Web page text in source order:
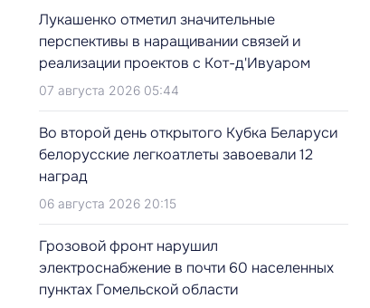
Лукашенко отметил значительные
перспективы в наращивании связей и
реализации проектов с Кот-д'Ивуаром
07 августа 2026 05:44
Во второй день открытого Кубка Беларуси
белорусские легкоатлеты завоевали 12
наград
06 августа 2026 20:15
Грозовой фронт нарушил
электроснабжение в почти 60 населенных
пунктах Гомельской области